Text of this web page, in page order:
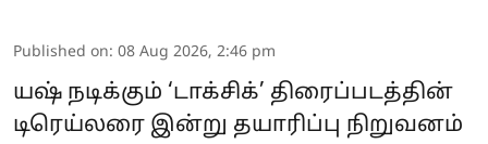
Published on: 08 Aug 2026, 2:46 pm
யஷ் நடிக்கும் ‘டாக்சிக்’ திரைப்படத்தின்
டிரெய்லரை இன்று தயாரிப்பு நிறுவனம்